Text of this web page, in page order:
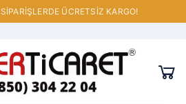
ÜCRETSİZ KARGO!